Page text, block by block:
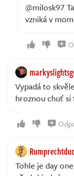
@milosk97
vzniká v
Vypadá to
hroznou chuť si
Tohle je day